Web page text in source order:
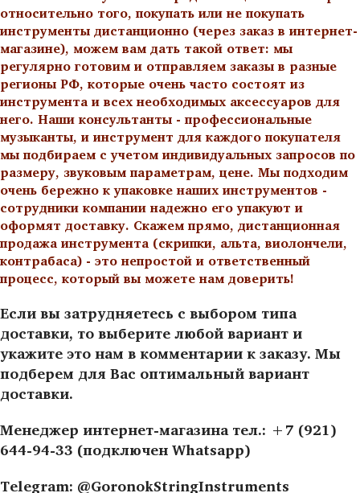
относительно того, покупать или не покупать
инструменты дистанционно (через заказ в интернет-
магазине), можем вам дать такой ответ: мы
регулярно готовим и отправляем заказы в разные
регионы РФ, которые очень часто состоят из
инструмента и всех необходимых аксессуаров для
него. Наши консультанты - профессиональные
музыканты, и инструмент для каждого покупателя
мы подбираем с учетом индивидуальных запросов по
размеру, звуковым параметрам, цене. Мы подходим
очень бережно к упаковке наших инструментов -
сотрудники компании надежно его упакуют и
оформят доставку. Скажем прямо, дистанционная
продажа инструмента (скрипки, альта, виолончели,
контрабаса) - это непростой и ответственный
процесс, который вы можете нам доверить!
Если вы затрудняетесь с выбором типа
доставки, то выберите любой вариант и
укажите это нам в комментарии к заказу. Мы
подберем для Вас оптимальный вариант
доставки.
Менеджер интернет-магазина тел.: +7 (921)
644-94-33 (подключен Whatsapp)
Telegram: @GoronokStringInstruments